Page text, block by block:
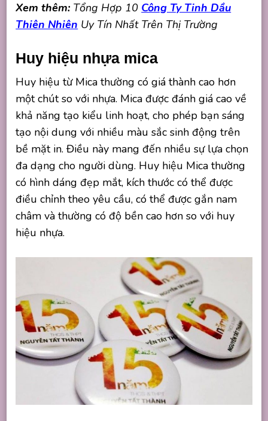
Xem thêm: Tổng Hợp 10 Công Ty Tinh Dầu
Thiên Nhiên Uy Tín Nhất Trên Thị Trường
Huy hiệu nhựa mica
Huy hiệu từ Mica thường có giá thành cao hơn
một chút so với nhựa. Mica được đánh giá cao về
khả năng tạo kiểu linh hoạt, cho phép bạn sáng
tạo nội dung với nhiều màu sắc sinh động trên
bề mặt in. Điều này mang đến nhiều sự lựa chọn
đa dạng cho người dùng. Huy hiệu Mica thường
có hình dáng đẹp mắt, kích thước có thể được
điều chỉnh theo yêu cầu, có thể được gắn nam
châm và thường có độ bền cao hơn so với huy
hiệu nhựa.